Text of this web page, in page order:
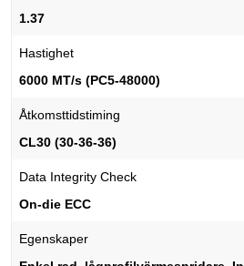
1.37
Hastighet
6000 MT/s (PC5-48000)
Åtkomsttidstiming
CL30 (30-36-36)
Data Integrity Check
On-die ECC
Egenskaper